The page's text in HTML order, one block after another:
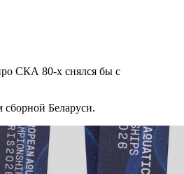
СКА 80-х снялся бы с
Беларуси.